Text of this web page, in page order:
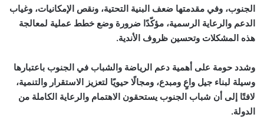
الجنوب، وفي مقدمتها ضعف البنية التحتية، ونقص الإمكانيات، وغياب
الدعم والرعاية الرسمية، مؤكّدًا ضرورة وضع خطط عملية لمعالجة
هذه المشكلات وتحسين ظروف الأندية.
وشدد حومة على أهمية دعم الرياضة والشباب في الجنوب باعتبارها
وسيلة لبناء جيل واعٍ ومبدع، ومجالًا حيويًا لتعزيز الاستقرار والتنمية،
لافتًا إلى أن شباب الجنوب يستحقون الاهتمام والرعاية الكاملة من
الدولة.